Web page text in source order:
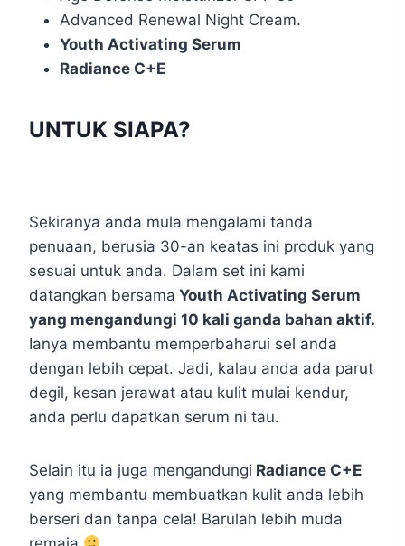
Advanced Renewal Night Cream.
Youth Activating Serum
Radiance C+E
UNTUK SIAPA?
Sekiranya anda mula mengalami tanda
penuaan, berusia 30-an keatas ini produk yang
sesuai untuk anda. Dalam set ini kami
datangkan bersama Youth Activating Serum
yang mengandungi 10 kali ganda bahan aktif.
Ianya membantu memperbaharui sel anda
dengan lebih cepat. Jadi, kalau anda ada parut
degil, kesan jerawat atau kulit mulai kendur,
anda perlu dapatkan serum ni tau.
Selain itu ia juga mengandungi Radiance C+E
yang membantu membuatkan kulit anda lebih
berseri dan tanpa cela! Barulah lebih muda